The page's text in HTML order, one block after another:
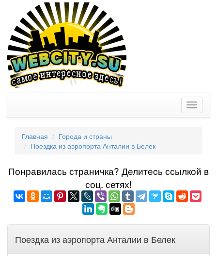
Toggle
Главная
Города и страны
Поездка из аэропорта Анталии в Белек
Понравилась страничка? Делитеcь ссылкой в
соц. сетях!
Поездка из аэропорта Анталии в Белек